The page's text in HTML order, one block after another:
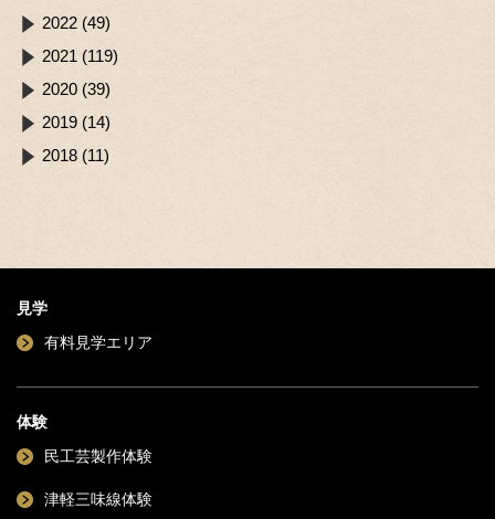
2022 (49)
2021 (119)
2020 (39)
2019 (14)
2018 (11)
見学
有料見学エリア
体験
民工芸製作体験
津軽三味線体験